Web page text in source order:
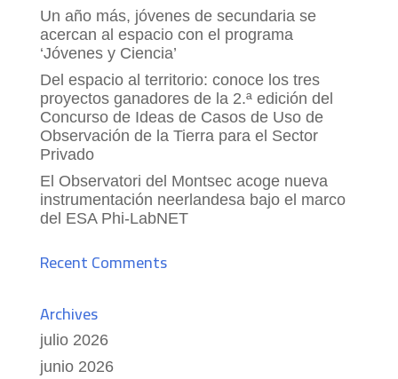
Un año más, jóvenes de secundaria se
acercan al espacio con el programa
‘Jóvenes y Ciencia’
Del espacio al territorio: conoce los tres
proyectos ganadores de la 2.ª edición del
Concurso de Ideas de Casos de Uso de
Observación de la Tierra para el Sector
Privado
El Observatori del Montsec acoge nueva
instrumentación neerlandesa bajo el marco
del ESA Phi-LabNET
Recent Comments
Archives
julio 2026
junio 2026